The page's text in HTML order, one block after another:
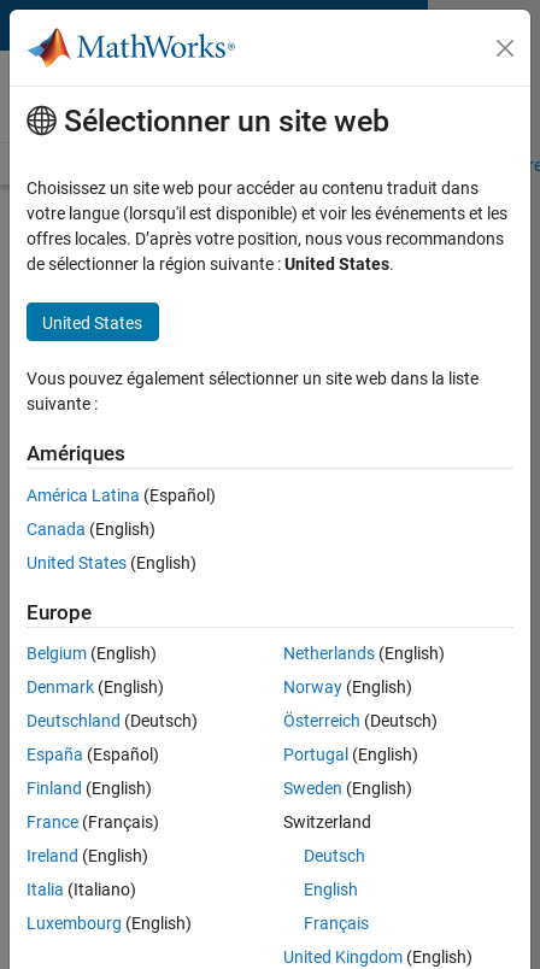
Passer au contenu
MATLAB and Simulink
Requirements
Product Requirements &
Platform Availability for
SerDes Toolbox
Mac,Windows
Product Requirements
Requires MATLAB
Requires DSP System Toolbox
Requires Signal Processing Toolbox
RF Toolbox required for using S-parameter data
to specify channel characteristics
Signal Integrity Toolbox recommended for
statistical and time domain analysis of IBIS-AMI
models
Eligible for Use with MATLAB Compiler and
Eligible for Use with Parallel Computing
Toolbox and MATLAB Parallel Server
Sélectionner un site web
Choisissez un site web pour accéder au contenu traduit dans
votre langue (lorsqu'il est disponible) et voir les événements et les
offres locales. D’après votre position, nous vous recommandons
de sélectionner la région suivante :United States.
United States
Vous pouvez également sélectionner un site web dans la liste
suivante :
Amériques
América Latina (Español)
Canada (English)
United States (English)
Europe
Belgium (English)
Denmark (English)
Deutschland (Deutsch)
España (Español)
Finland (English)
France (Français)
Ireland (English)
Italia (Italiano)
Luxembourg (English)
Netherlands(English)
Norway(English)
Österreich (Deutsch)
Portugal (English)
Sweden (English)
Switzerland
Deutsch
English
Français
United Kingdom(English)